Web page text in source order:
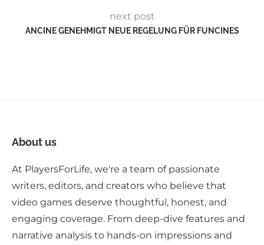
next post
ANCINE GENEHMIGT NEUE REGELUNG FÜR FUNCINES
About us
At PlayersForLife, we're a team of passionate
writers, editors, and creators who believe that
video games deserve thoughtful, honest, and
engaging coverage. From deep-dive features and
narrative analysis to hands-on impressions and